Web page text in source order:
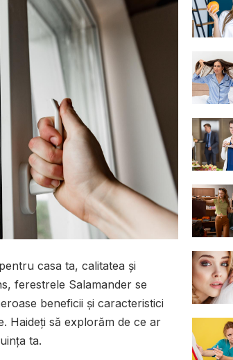
casa ta, calitatea și
ferestrele Salamander se
beneficii și caracteristici
Haideți să explorăm de ce ar
ta.